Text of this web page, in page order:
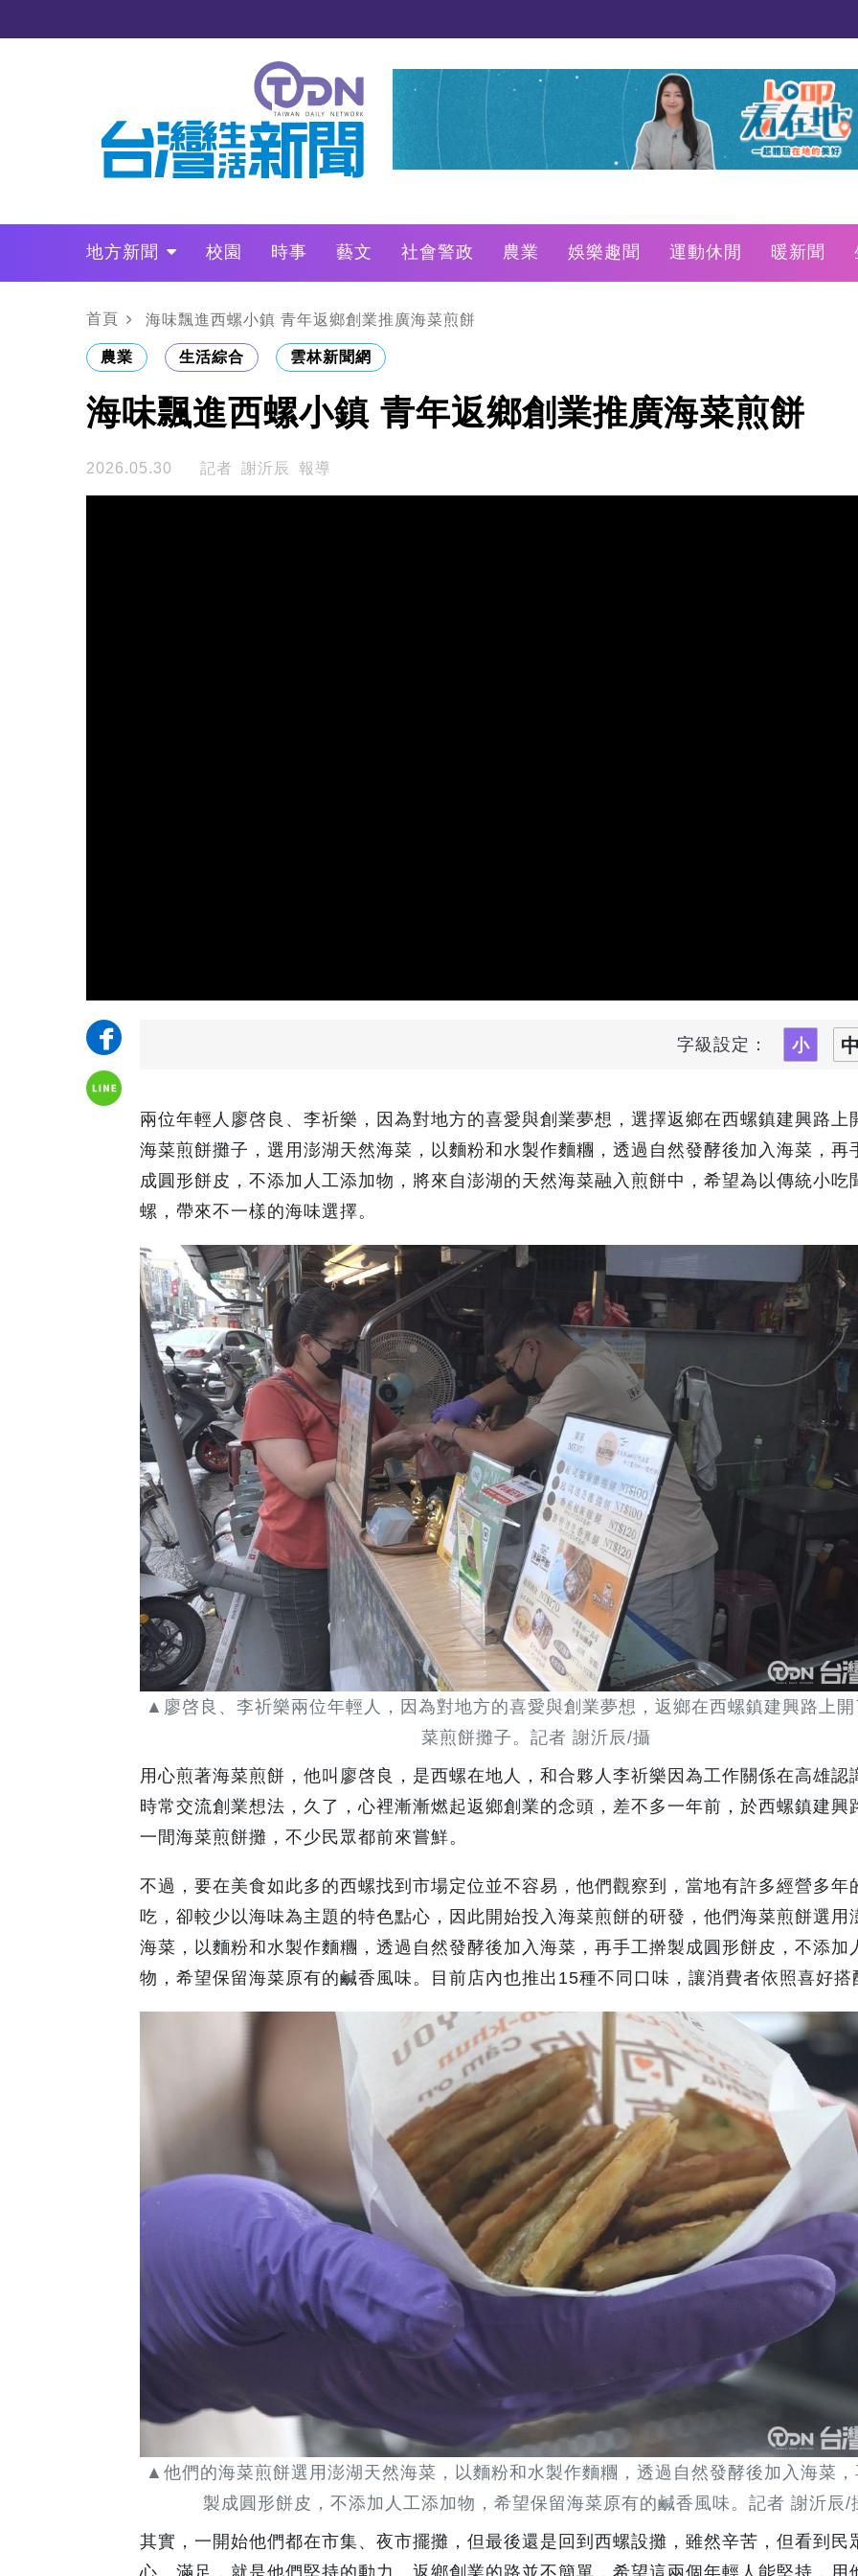
地方新聞 校園 時事 藝文 社會警政 農業 娛樂趣聞 運動休閒 暖新聞
政治
財經 LO叩敲敲門
首頁 海味飄進西螺小鎮 青年返鄉創業推廣海菜煎餅
農業 生活綜合 雲林新聞網
海味飄進西螺小鎮 青年返鄉創業推廣海菜煎餅
2026.05.30 記者 謝沂辰 報導
字級設定：
兩位年輕人廖啓良、李祈樂，因為對地方的喜愛與創業夢想，選擇返鄉在西螺鎮建興路上
海菜煎餅攤子，選用澎湖天然海菜，以麵粉和水製作麵糰，透過自然發酵後加入海菜，再
成圓形餅皮，不添加人工添加物，將來自澎湖的天然海菜融入煎餅中，希望為以傳統小吃
螺，帶來不一樣的海味選擇。
▲廖啓良、李祈樂兩位年輕人，因為對地方的喜愛與創業夢想，返鄉在西螺鎮建興路上
菜煎餅攤子。記者 謝沂辰/攝
用心煎著海菜煎餅，他叫廖啓良，是西螺在地人，和合夥人李祈樂因為工作關係在高雄認
時常交流創業想法，久了，心裡漸漸燃起返鄉創業的念頭，差不多一年前，於西螺鎮建興
一間海菜煎餅攤，不少民眾都前來嘗鮮。
不過，要在美食如此多的西螺找到市場定位並不容易，他們觀察到，當地有許多經營多年
吃，卻較少以海味為主題的特色點心，因此開始投入海菜煎餅的研發，他們海菜煎餅選用
海菜，以麵粉和水製作麵糰，透過自然發酵後加入海菜，再手工擀製成圓形餅皮，不添加
物，希望保留海菜原有的鹹香風味。目前店內也推出15種不同口味，讓消費者依照喜好搭
▲他們的海菜煎餅選用澎湖天然海菜，以麵粉和水製作麵糰，透過自然發酵後加入海菜
製成圓形餅皮，不添加人工添加物，希望保留海菜原有的鹹香風味。記者 謝沂辰/
其實，一開始他們都在市集、夜市擺攤，但最後還是回到西螺設攤，雖然辛苦，但看到民